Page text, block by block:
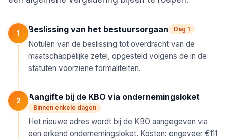
1 Beslissing van het bestuursorgaan Dag 1
Notulen van de beslissing tot overdracht van de
maatschappelijke zetel, opgesteld volgens de in de
statuten voorziene formaliteiten.
2 Aangifte bij de KBO via ondernemingsloket
Binnen enkele dagen
Het nieuwe adres wordt bij de KBO aangegeven via
een erkend ondernemingsloket. Kosten: ongeveer €111